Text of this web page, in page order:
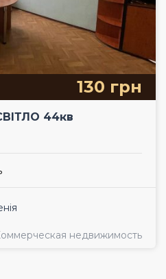
130 грн
44кв
недвижимость